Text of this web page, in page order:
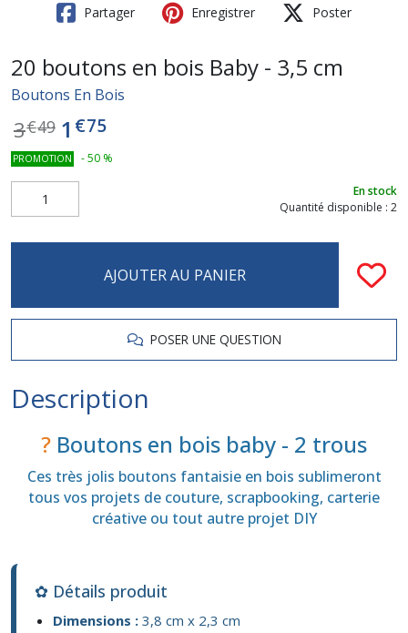
Partager Enregistrer Poster
20 boutons en bois Baby - 3,5 cm
Boutons En Bois
3€49 1 €75
PROMOTION -50 %
En stock
Quantité disponible : 2
AJOUTER AU PANIER
POSER UNE QUESTION
Description
? Boutons en bois baby - 2 trous
Ces très jolis boutons fantaisie en bois sublimeront
tous vos projets de couture, scrapbooking, carterie
créative ou tout autre projet DIY
✿ Détails produit
Dimensions : 3,8 cm x 2,3 cm